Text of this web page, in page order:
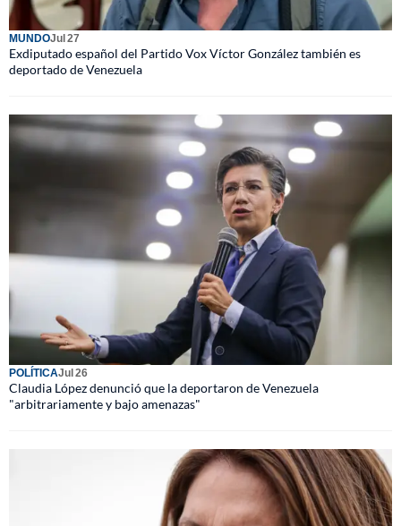
MUNDOJul 27
Exdiputado español del Partido Vox Víctor González también es
deportado de Venezuela
POLÍTICAJul 26
Claudia López denunció que la deportaron de Venezuela
"arbitrariamente y bajo amenazas"